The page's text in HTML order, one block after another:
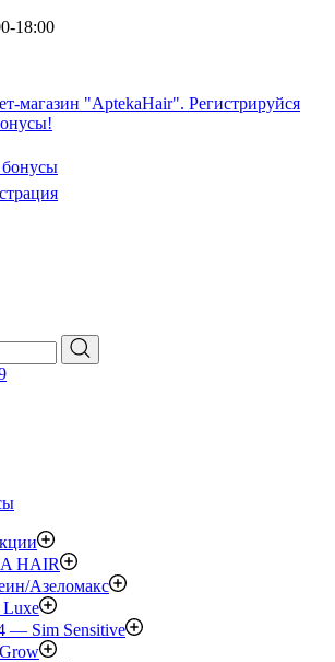
18:00
магазин "AptekaHair". Регистрируйся
HAIR
Aзеломакс
Luxe
— Sim Sensitive